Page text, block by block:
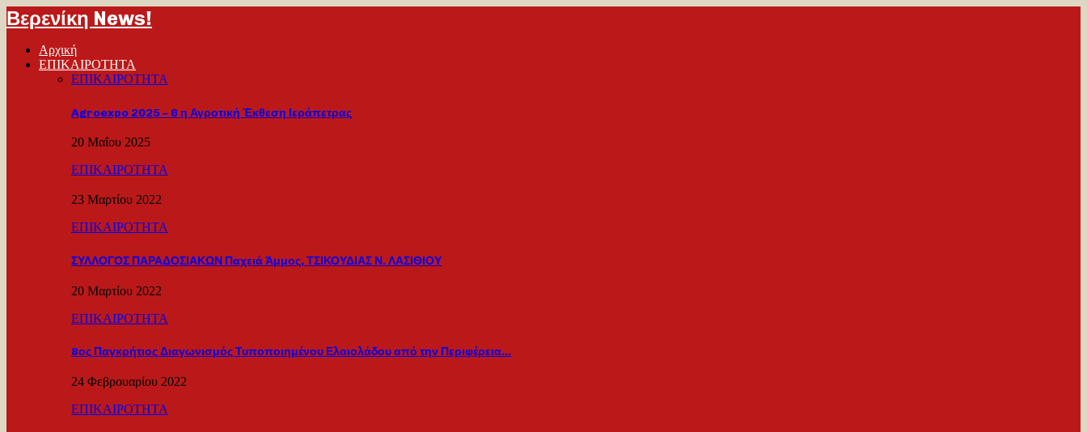
Βερενίκη News!
Αρχική
ΕΠΙΚΑΙΡΟΤΗΤΑ
ΕΠΙΚΑΙΡΟΤΗΤΑ
Agroexpo 2025 – 6 η Αγροτική Έκθεση Ιεράπετρας
20 Μαΐου 2025
ΕΠΙΚΑΙΡΟΤΗΤΑ
23 Μαρτίου 2022
ΕΠΙΚΑΙΡΟΤΗΤΑ
ΣΥΛΛΟΓΟΣ ΠΑΡΑΔΟΣΙΑΚΩΝ Παχειά Άμμος, ΤΣΙΚΟΥΔΙΑΣ Ν. ΛΑΣΙΘΙΟΥ
20 Μαρτίου 2022
ΕΠΙΚΑΙΡΟΤΗΤΑ
8ος Παγκρήτιος Διαγωνισμός Τυποποιημένου Ελαιολάδου από την Περιφέρεια…
24 Φεβρουαρίου 2022
ΕΠΙΚΑΙΡΟΤΗΤΑ